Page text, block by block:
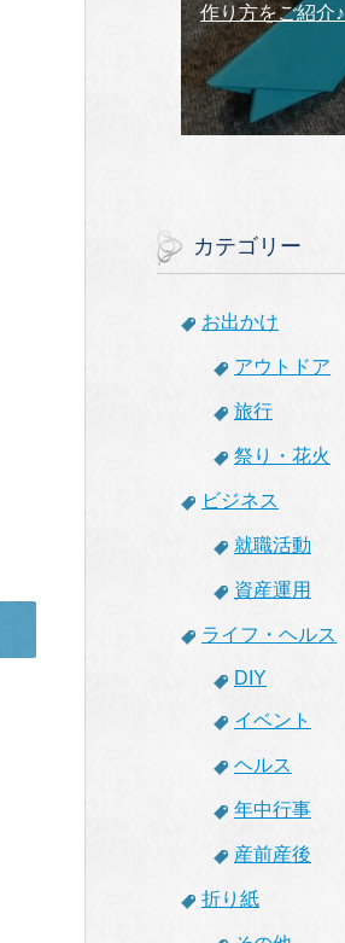
作り方をご紹介♪
カテゴリー
お出かけ
アウトドア
旅行
祭り・花火
ビジネス
就職活動
資産運用
ライフ・ヘルス
DIY
イベント
ヘルス
年中行事
産前産後
折り紙